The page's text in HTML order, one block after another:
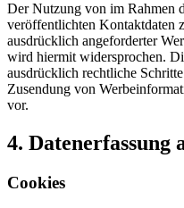
Der Nutzung von im Rahmen
veröffentlichten Kontaktdaten
ausdrücklich angeforderter
wird hiermit widersprochen.
ausdrücklich rechtliche
Zusendung von
vor.
4. Datenerfassung
Cookies